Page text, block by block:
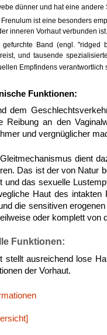
dünner und hat eine
Frenulum ist eine besonders
inneren Vorhaut verbunden ist.
gefurchte Band (engl. "ridged
und tausende
Empfindens
Funktionen:
dem
Reibung an den
und vergnüglicher
dient
Das ist der von Natur
und das sexuelle
Haut des
die sensitiven
oder komplett von
Funktionen:
stellt ausreichend lose
der Vorhaut.